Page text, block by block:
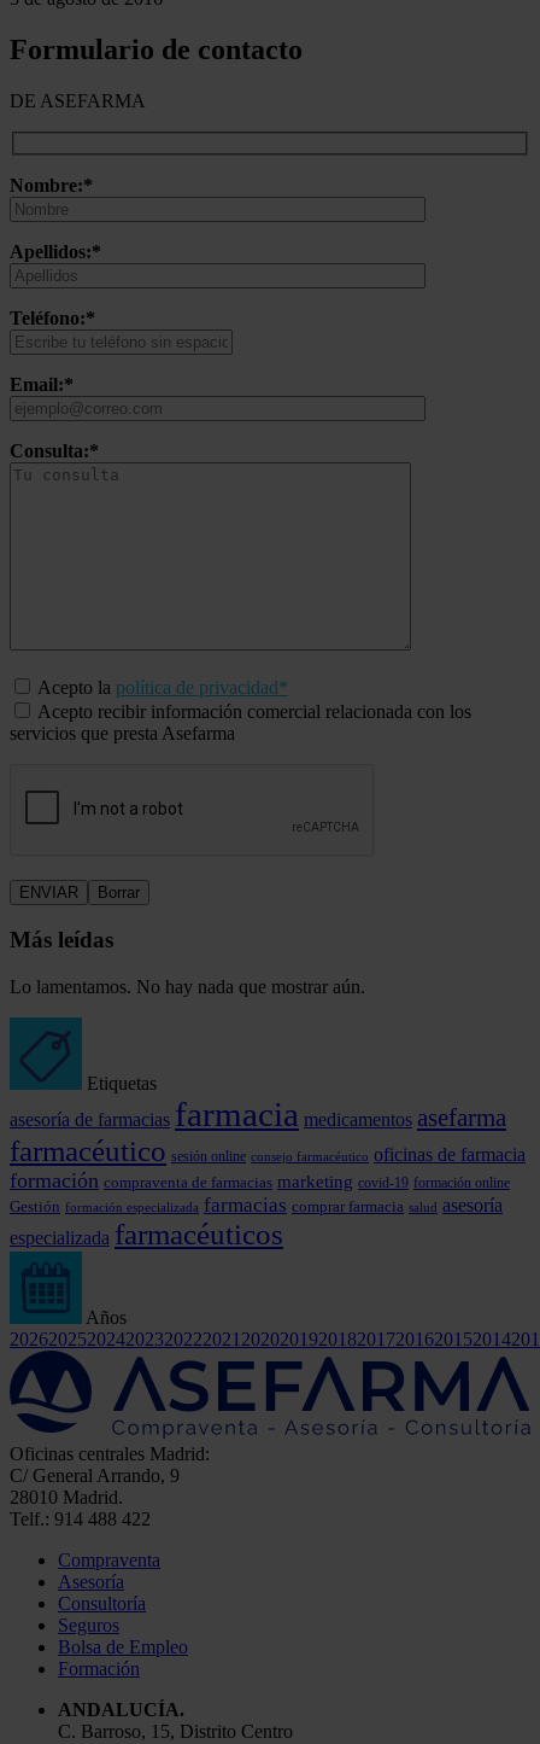
Formulario de contacto
DE ASEFARMA
Nombre:*
Apellidos:*
Teléfono:*
Email:*
Consulta:*
Acepto la política de privacidad*
Acepto recibir información comercial relacionada con los
servicios que presta Asefarma
Más leídas
Lo lamentamos. No hay nada que mostrar aún.
Etiquetas
asesoría de farmacias farmacia medicamentos asefarma
farmacéutico sesión online consejo farmacéutico oficinas de farmacia
formación compraventa de farmacias marketing covid-19 formación online
Gestión formación especializada farmacias comprar farmacia salud asesoría
especializada farmacéuticos
Años
202620252024202320222021 2020201920182017201620152014
Oficinas centrales Madrid:
C/ General Arrando, 9
28010 Madrid.
Telf.: 914 488 422
Compraventa
Asesoría
Consultoría
Seguros
Bolsa de Empleo
Formación
ANDALUCÍA.
C. Barroso, 15, Distrito Centro